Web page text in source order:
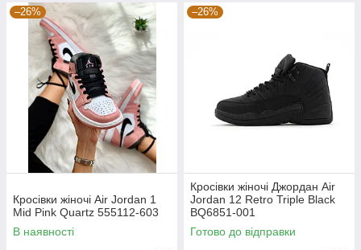
–26%
Кросівки жіночі Air Jordan 1
Mid Pink Quartz 555112-603
В наявності
–26%
Кросівки жіночі Джордан Air
Jordan 12 Retro Triple Black
BQ6851-001
Готово до відправки